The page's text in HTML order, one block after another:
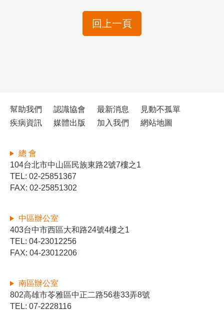
回上一頁
幫助我們 認識協會 最新消息
見動不孤單
疾病資訊
媒體出版 加入我們 網站地圖
總 會
104台北市中山區民族東路2號7樓之1
TEL: 02-25851367
FAX: 02-25851302
中區辦公室
403台中市西區大和路24號4樓之1
TEL: 04-23012256
FAX: 04-23012206
南區辦公室
802高雄市苓雅區中正二路56巷33弄8號
TEL: 07-2228116